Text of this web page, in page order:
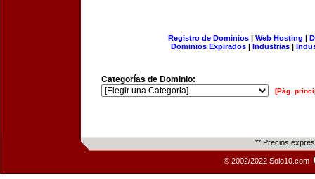
Registro de Dominios| Web Hosting |
Dominios Expirados | Industrias |
Categorías de Dominio:
[Pág.
** Precios
© 2002/2022 Solo10.com